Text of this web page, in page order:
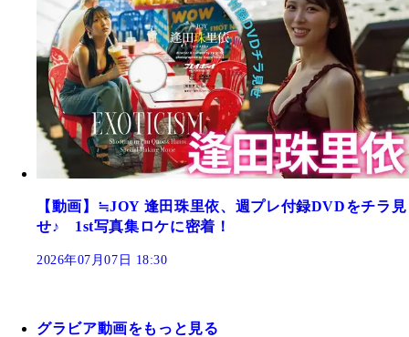
【動画】≒JOY 逢田珠里依、週プレ付録DVDをチラ見
せ♪ 1st写真集ロケに密着！
2026年07月07日 18:30
グラビア動画をもっと見る